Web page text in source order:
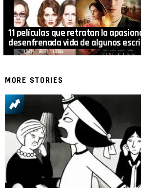
11 películas que retratan la
desenfrenada vida de algunos
MORE STORIES